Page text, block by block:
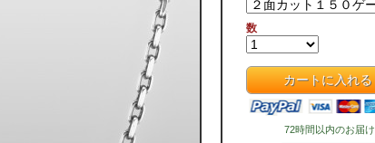
数
カートに入れる
72時間以内のお届け